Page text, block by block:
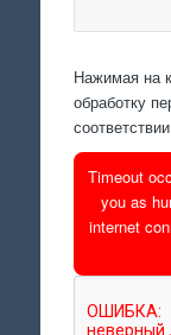
Нажимая на
обработку
Timeout
you as
internet